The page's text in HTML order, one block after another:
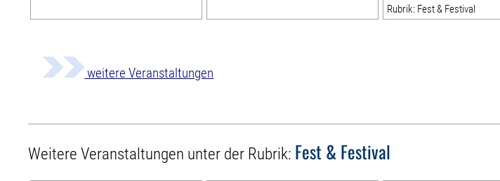
Rubrik: Fest & Festival
weitere Veranstaltungen
Weitere Veranstaltungen unter der Rubrik: Fest & Festival